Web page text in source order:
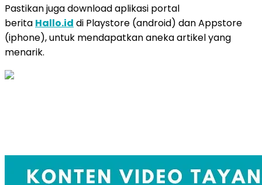
Pastikan juga download aplikasi portal
berita Hallo.id di Playstore (android) dan Appstore
(iphone), untuk mendapatkan aneka artikel yang
menarik.